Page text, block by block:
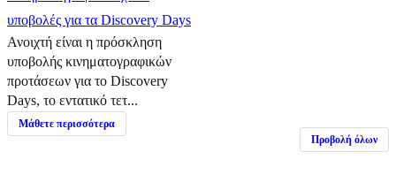
υποβολές για τα Discovery Days
Ανοιχτή είναι η πρόσκληση
υποβολής κινηματογραφικών
προτάσεων για το Discovery
Days, το εντατικό τετ...
Μάθετε περισσότερα
Προβολή όλων